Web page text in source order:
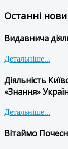
Останні
Видавнича
Детальніше...
Діяльність
«Знання»
Детальніше...
Вітаймо